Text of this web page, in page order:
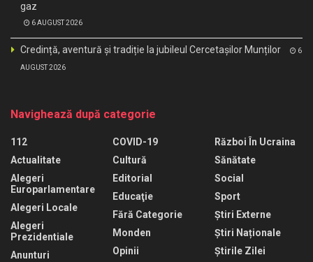
gaz
6 AUGUST 2026
Credință, aventură și tradiție la jubileul Cercetașilor Munților 6
AUGUST 2026
Navighează după categorie
112
Actualitate
Alegeri
Europarlamentare
Alegeri Locale
Alegeri
Prezidentiale
Anunturi
COVID-19
Cultură
Editorial
Educaţie
Fără Categorie
Monden
Opinii
Război În Ucraina
Sănătate
Social
Sport
Știri Externe
Știri Naționale
Știrile Zilei